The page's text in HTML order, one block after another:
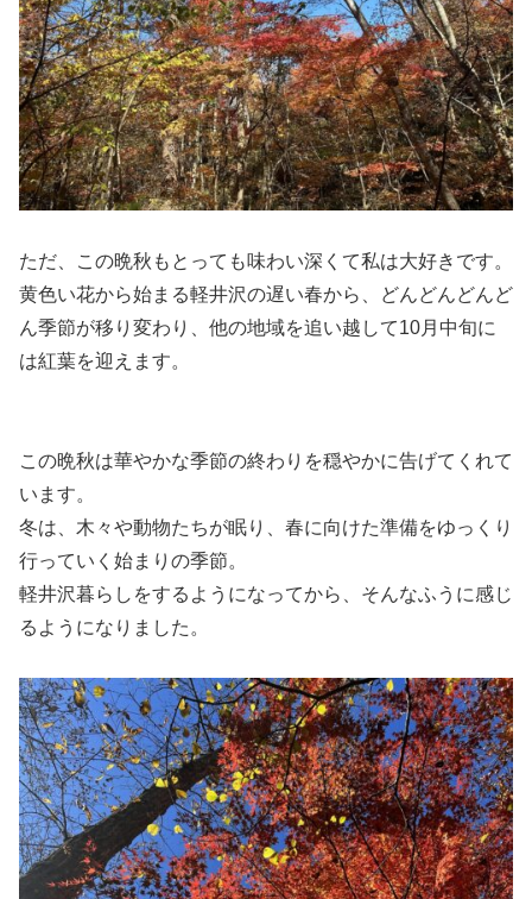
ただ、この晩秋もとっても味わい深くて私は大好きです。
黄色い花から始まる軽井沢の遅い春から、どんどんどんど
ん季節が移り変わり、他の地域を追い越して10月中旬に
は紅葉を迎えます。
この晩秋は華やかな季節の終わりを穏やかに告げてくれて
います。
冬は、木々や動物たちが眠り、春に向けた準備をゆっくり
行っていく始まりの季節。
軽井沢暮らしをするようになってから、そんなふうに感じ
るようになりました。